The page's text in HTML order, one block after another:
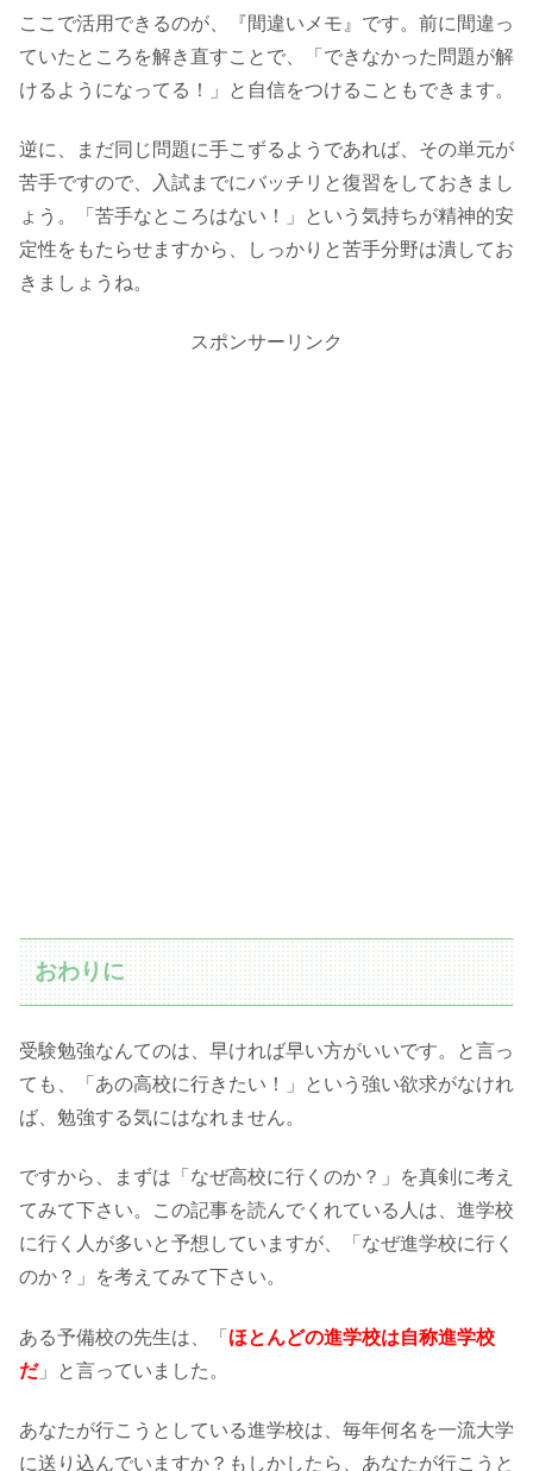
ここで活用できるのが、『間違いメモ』です。前に間違っ
ていたところを解き直すことで、「できなかった問題が解
けるようになってる！」と自信をつけることもできます。
逆に、まだ同じ問題に手こずるようであれば、その単元が
苦手ですので、入試までにバッチリと復習をしておきまし
ょう。「苦手なところはない！」という気持ちが精神的安
定性をもたらせますから、しっかりと苦手分野は潰してお
きましょうね。
スポンサーリンク
おわりに
受験勉強なんてのは、早ければ早い方がいいです。と言っ
ても、「あの高校に行きたい！」という強い欲求がなけれ
ば、勉強する気にはなれません。
ですから、まずは「なぜ高校に行くのか？」を真剣に考え
てみて下さい。この記事を読んでくれている人は、進学校
に行く人が多いと予想していますが、「なぜ進学校に行く
のか？」を考えてみて下さい。
ある予備校の先生は、「 ほとんどの進学校は自称進学校
だ」と言っていました。
あなたが行こうとしている進学校は、毎年何名を一流大学
に送り込んでいますか？もしかしたら、あなたが行こうと